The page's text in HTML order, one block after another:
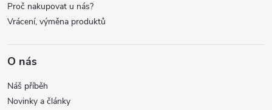
Proč nakupovat u nás?
Vrácení, výměna produktů
O nás
Náš příběh
Novinky a články